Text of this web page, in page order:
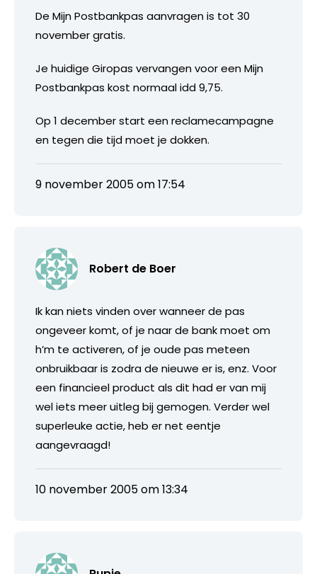
De Mijn Postbankpas aanvragen is tot 30
november gratis.
Je huidige Giropas vervangen voor een Mijn
Postbankpas kost normaal idd 9,75.
Op 1 december start een reclamecampagne
en tegen die tijd moet je dokken.
9 november 2005 om 17:54
Robert de Boer
Ik kan niets vinden over wanneer de pas
ongeveer komt, of je naar de bank moet om
h’m te activeren, of je oude pas meteen
onbruikbaar is zodra de nieuwe er is, enz. Voor
een financieel product als dit had er van mij
wel iets meer uitleg bij gemogen. Verder wel
superleuke actie, heb er net eentje
aangevraagd!
10 november 2005 om 13:34